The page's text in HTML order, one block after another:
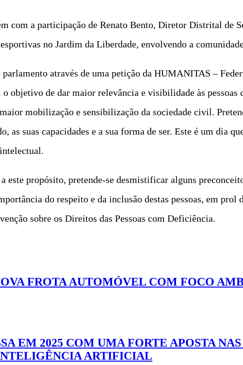
com a participação de Renato Bento, Diretor Distrital de
no Jardim da Liberdade, envolvendo a
através de uma petição da HUMANITAS –
objetivo de dar maior relevância e visibilidade às
mobilização e sensibilização da sociedade civil.
as suas capacidades e a sua forma de ser. Este é um dia
este propósito, pretende-se desmistificar alguns
do respeito e da inclusão destas pessoas, em prol
sobre os Direitos das Pessoas com Deficiência.
FROTA AUTOMÓVEL COM FOCO
EM 2025 COM UMA FORTE APOSTA
ARTIFICIAL